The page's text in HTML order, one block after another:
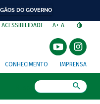
DO GOVERNO
ACESSIBILIDADE A+ A-
CONHECIMENTO IMPRENSA